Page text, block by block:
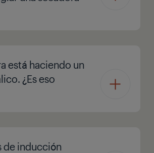
está haciendo un
¿Es eso
de inducción